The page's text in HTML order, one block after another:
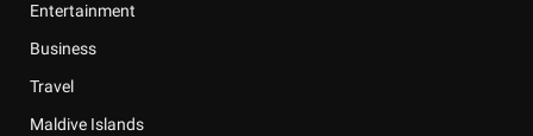
Entertainment
Business
Travel
Maldive Islands